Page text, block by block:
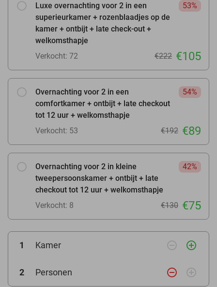
Luxe overnachting voor 2 in een
superieurkamer + rozenblaadjes op de
kamer + ontbijt + late check-out +
welkomsthapje
53%
Verkocht: 72 €222 €105
Overnachting voor 2 in een
comfortkamer + ontbijt + late checkout
tot 12 uur + welkomsthapje
54%
Verkocht: 53 €192 €89
Overnachting voor 2 in kleine
tweepersoonskamer + ontbijt + late
checkout tot 12 uur + welkomsthapje
42%
Verkocht: 8 €130 €75
1 Kamer remove_circle_outline add_circle_outline
2 Personen remove_circle_outline add_circle_outline